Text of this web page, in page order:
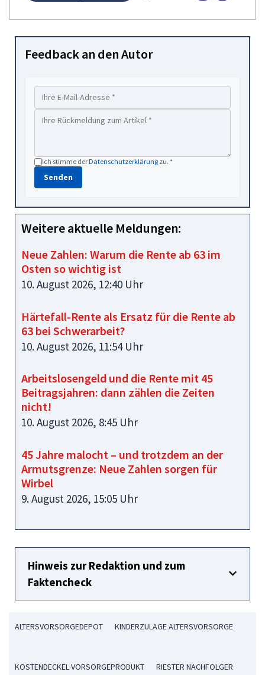
Feedback an den Autor
Ich stimme derDatenschutzerklärung zu. *
Senden
Weitere aktuelle Meldungen:
Neue Zahlen: Warum die Rente ab 63 im
Osten so wichtig ist
10. August 2026, 12:40 Uhr
Härtefall-Rente als Ersatz für die Rente ab
63 bei Schwerarbeit?
10. August 2026, 11:54 Uhr
Arbeitslosengeld und die Rente mit 45
Beitragsjahren: dann zählen die Zeiten
nicht!
10. August 2026, 8:45 Uhr
45 Jahre malocht – und trotzdem an der
Armutsgrenze: Neue Zahlen sorgen für
Wirbel
9. August 2026, 15:05 Uhr
Hinweis zur Redaktion und zum
Faktencheck
ALTERSVORSORGEDEPOT KINDERZULAGE ALTERSVORSORGE
KOSTENDECKEL VORSORGEPRODUKT RIESTER NACHFOLGER